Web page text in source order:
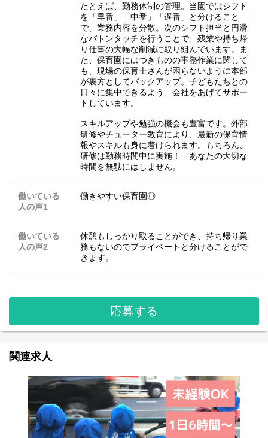
たとえば、勤務体制の管理。当園ではシフト
を「早番」「中番」「遅番」と分けること
で、業務内容を分散。次のシフト担当と円滑
なバトンタッチを行うことで、残業や持ち帰
り仕事の大幅な削減に取り組んでいます。ま
た、保育園にはつきものの事務作業に関して
も、現場の保育士さんが困らないように本部
が裏方としてバックアップ。子どもたちとの
日々に集中できるよう、会社をあげてサポー
トしています。
スキルアップや勉強の機会も豊富です。外部
研修やチューター教育により、最新の保育情
報やスキルも身に着けられます。もちろん、
研修は勤務時間中に実施！ あなたの大切な
時間を無駄にはしません。
働いている
人の声1
働きやすい保育園◎
働いている
人の声2
休憩もしっかり取ることができ、持ち帰り業
務もないのでプライベートと分けることがで
きます。
応募する
関連求人